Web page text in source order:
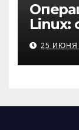
Linux:
25 ИЮНЯ